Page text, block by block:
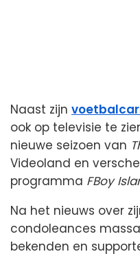
Naast zijn
ook op televisie te
nieuwe seizoen van
Videoland en
programma FBoy
Na het nieuws over
condoleances
bekenden en